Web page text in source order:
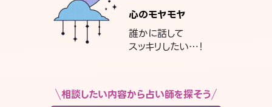
心のモヤモヤ
誰かに話して
スッキリしたい…！
相談したい内容から占い師を探そう